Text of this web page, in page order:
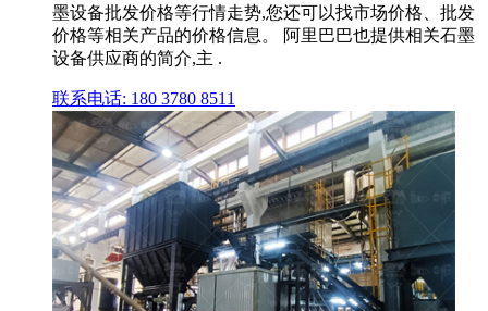
墨设备批发价格等行情走势,您还可以找市场价格、批发
价格等相关产品的价格信息。 阿里巴巴也提供相关石墨
设备供应商的简介,主 .
联系电话: 180 3780 8511